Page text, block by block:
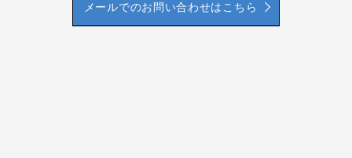
メールでのお問い合わせはこちら